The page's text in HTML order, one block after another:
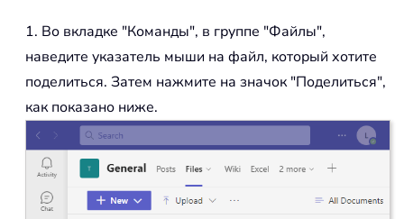
1. Во вкладке "Команды", в группе "Файлы",
наведите указатель мыши на файл, который хотите
поделиться. Затем нажмите на значок "Поделиться",
как показано ниже.